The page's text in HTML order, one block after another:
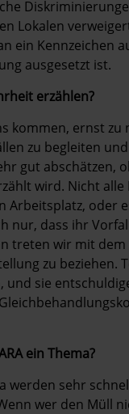
Lokalen
ein Kennzeichen
ausgesetzt ist.
erzählen?
kommen, ernst zu
zu begleiten
gut abschätzen,
wird. Nicht
oder
nur, dass ihr
treten wir mit
zu beziehen.
sie
ein Thema?
sehr
wer den Müll